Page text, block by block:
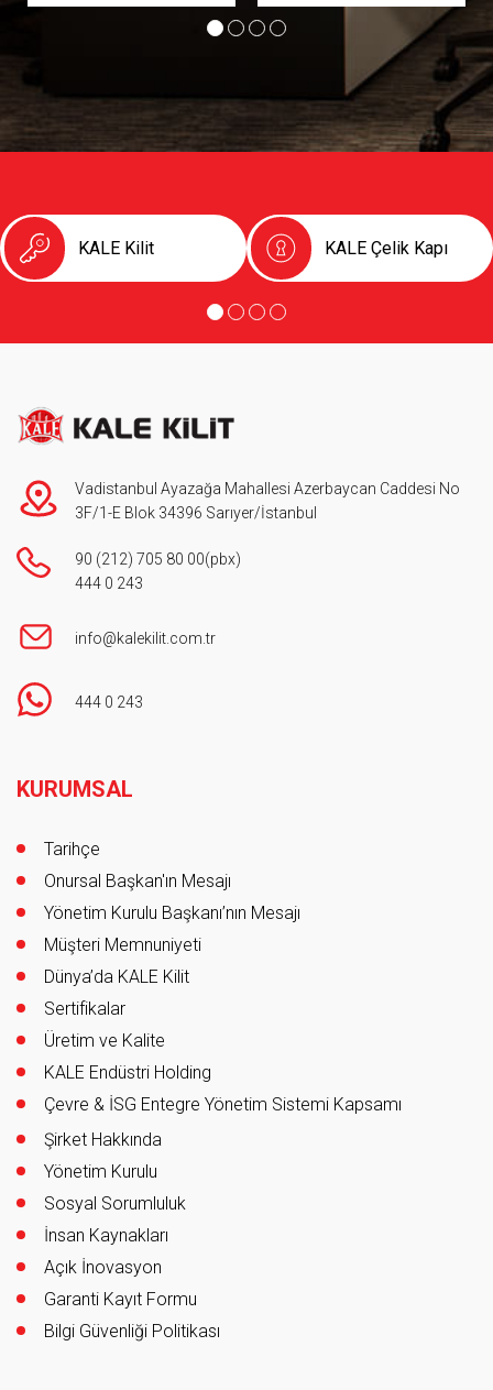
KALE Kilit KALE Çelik Kapı
Vadistanbul Ayazağa Mahallesi Azerbaycan Caddesi No
3F/1-E Blok 34396 Sarıyer/İstanbul
90 (212) 705 80 00(pbx)
444 0 243
info@kalekilit.com.tr
444 0 243
KURUMSAL
Tarihçe
Onursal Başkan'ın Mesajı
Yönetim Kurulu Başkanı’nın Mesajı
Müşteri Memnuniyeti
Dünya’da KALE Kilit
Sertifikalar
Üretim ve Kalite
KALE Endüstri Holding
Çevre & İSG Entegre Yönetim Sistemi Kapsamı
Şirket Hakkında
Yönetim Kurulu
Sosyal Sorumluluk
İnsan Kaynakları
Açık İnovasyon
Garanti Kayıt Formu
Bilgi Güvenliği Politikası